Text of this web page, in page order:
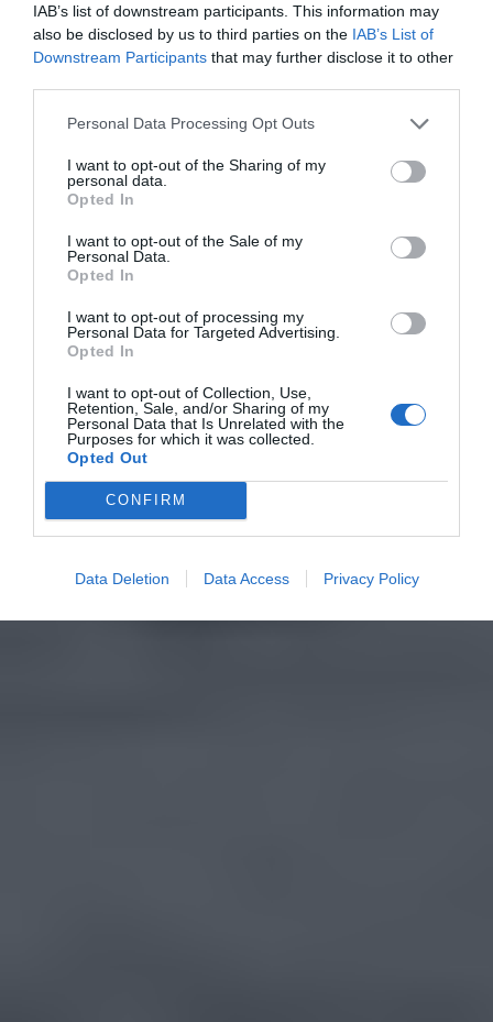
IAB’s list of downstream participants. This information may
also be disclosed by us to third parties on the IAB’s List of
Downstream Participants that may further disclose it to other
Personal Data Processing Opt Outs
I want to opt-out of the Sharing of my
personal data.
Opted In
I want to opt-out of the Sale of my
Personal Data.
Opted In
I want to opt-out of processing my
Personal Data for Targeted Advertising.
Opted In
I want to opt-out of Collection, Use,
Retention, Sale, and/or Sharing of my
Personal Data that Is Unrelated with the
Purposes for which it was collected.
Opted Out
CONFIRM
Data Deletion Data Access Privacy Policy